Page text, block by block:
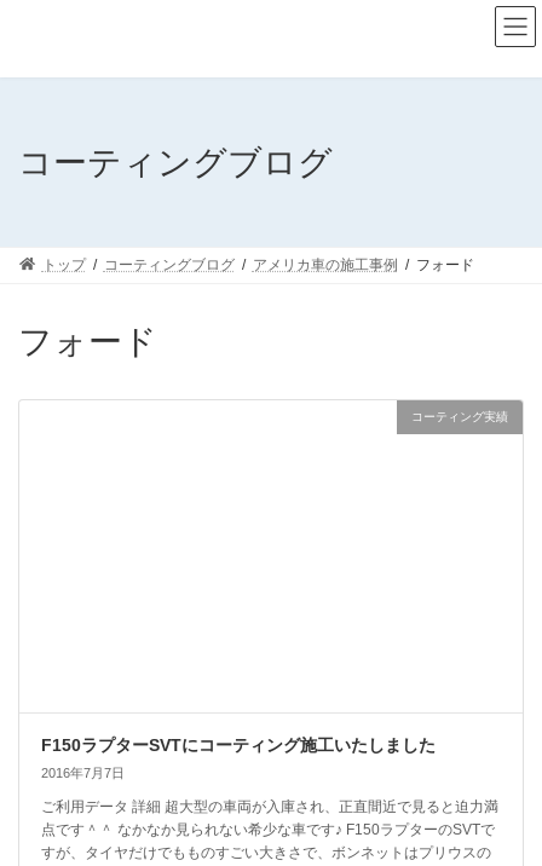
ン
ー
コーティングブログ
トップ コーティングブログ アメリカ車の施工事例 フォード
フォード
コーティング実績
F150ラプターSVTにコーティング施工いたしました
2016年7月7日
ご利用データ 詳細 超大型の車両が入庫され、正直間近で見ると迫力満
点です＾＾ なかなか見られない希少な車です♪ F150ラプターのSVTで
すが、タイヤだけでもものすごい大きさで、ボンネットはプリウスの